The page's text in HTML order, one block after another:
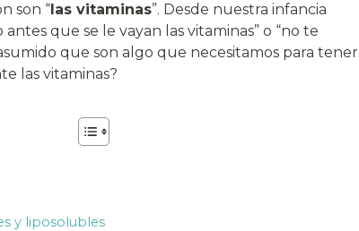
son “las vitaminas”. Desde nuestra infancia
que se le vayan las vitaminas” o “no te
que son algo que necesitamos para tener
las vitaminas?
y liposolubles